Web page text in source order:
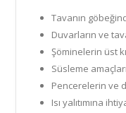
Tavanın
Duvarların ve
Şöminelerin üst
Süsleme
Pencerelerin ve
Isı yalıtımına